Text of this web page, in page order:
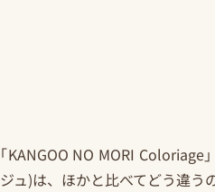
｢KANGOO NO MORI
ジュ)は、ほかと比べてどう違う